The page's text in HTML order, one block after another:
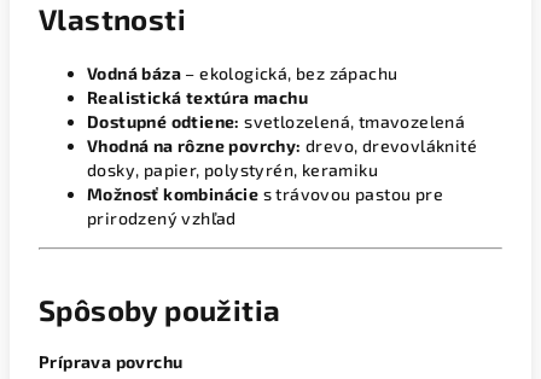
Vlastnosti
Vodná báza – ekologická, bez zápachu
Realistická textúra machu
Dostupné odtiene: svetlozelená, tmavozelená
Vhodná na rôzne povrchy: drevo, drevovláknité
dosky, papier, polystyrén, keramiku
Možnosť kombinácie s trávovou pastou pre
prirodzený vzhľad
Spôsoby použitia
Príprava povrchu